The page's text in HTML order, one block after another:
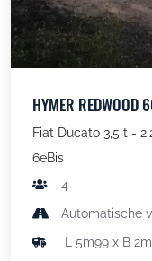
HYMER REDWOOD
Fiat Ducato 3,5 t -
6eBis
4
Automatische
L 5m99 x B